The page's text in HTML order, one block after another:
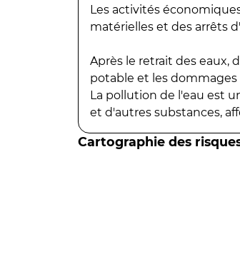
Les activités
matérielles et des arrêts
Après le retrait des eaux,
potable et les
La pollution de l'eau est
et d'autres substances,
Cartographie des